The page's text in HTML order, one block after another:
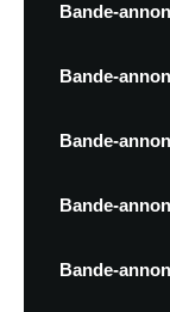
Bande-
Bande-
Bande-
Bande-
Bande-